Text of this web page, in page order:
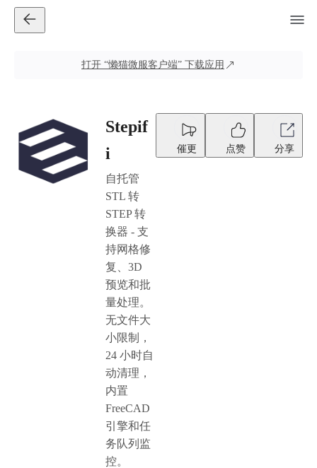
打开 “懒猫微服客户端” 下载应用
Stepif
i
自托管
STL 转
STEP 转
换器 - 支
持网格修
复、3D
预览和批
量处理。
无文件大
小限制，
24 小时自
动清理，
内置
FreeCAD
引擎和任
务队列监
控。
催更 点赞 分享